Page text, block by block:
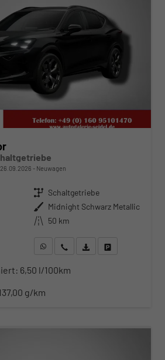
26.09.2026 Neuwagen
Getriebe Schaltgetriebe
Außenfarbe Midnight Schwarz Metallic
Kilometerstand 50 km
WhatsApp anfragen
Wir rufen Sie anFahrzeugexposé (PDF)
6,50 l/100km
g/km